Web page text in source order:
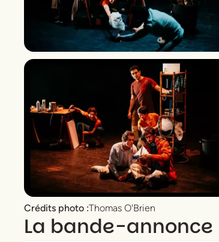
Crédits photo :Thomas O'Brien
La bande-annonce